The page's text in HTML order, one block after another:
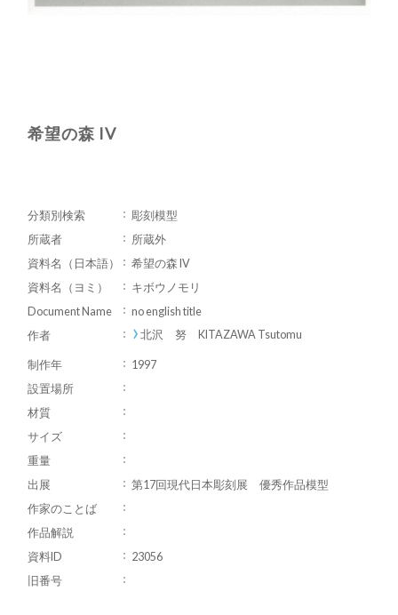
希望の森 IV
分類別検索
彫刻模型
所蔵者
所蔵外
資料名（日本語）
希望の森 IV
資料名（ヨミ）
キボウノモリ
Document Name
no english title
作者
北沢 努 KITAZAWA Tsutomu
制作年
1997
設置場所
材質
サイズ
重量
出展
第17回現代日本彫刻展 優秀作品模型
作家のことば
作品解説
資料ID
23056
旧番号